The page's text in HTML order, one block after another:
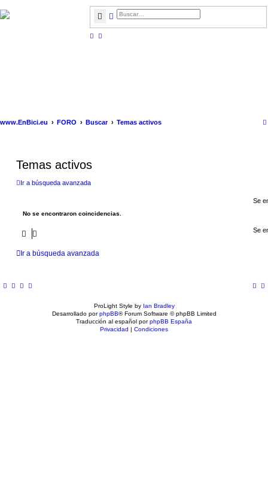
BuscarBúsqueda avanzada
www.EnBici.eu FORO Buscar Temas activos
Temas activos
Ir a búsqueda avanzada
Se
No se encontraron coincidencias.
Se
Ir a búsqueda avanzada
ProLight Style by Ian Bradley
Desarrollado porphpBB® Forum Software © phpBB Limited
Traducción al español porphpBB España
Privacidad | Condiciones